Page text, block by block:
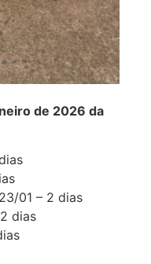
de 2026 da
01 – 2 dias
dias